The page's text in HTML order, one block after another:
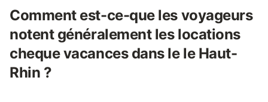
Comment est-ce-que les voyageurs
notent généralement les locations
cheque vacances dans le le Haut-
Rhin ?